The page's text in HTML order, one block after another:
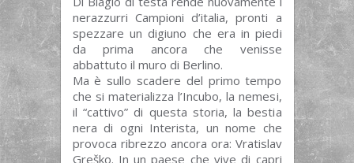
nerazzurri Campioni d’italia, pronti a
spezzare un digiuno che era in piedi
da prima ancora che venisse
abbattuto il muro di Berlino.
Ma è sullo scadere del primo tempo
che si materializza l’Incubo, la nemesi,
il “cattivo” di questa storia, la bestia
nera di ogni Interista, un nome che
provoca ribrezzo ancora ora: Vratislav
Greško. In un paese che vive di capri